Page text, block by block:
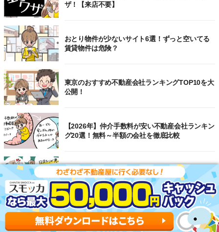
ザ！【来店不要】
おとり物件が少ないサイト6選！ずっと空いてる
賃貸物件は危険？
東京のおすすめ不動産会社ランキングTOP10を大
公開！
【2026年】仲介手数料が安い不動産会社ランキン
グ20選！無料～半額の会社を徹底比較
選ばないほうがいい賃貸物件をプロ視点で解説！
避けるべき間取りTOP7も公開
【2026年】賃貸サイトおすすめランキング！全
50社の物件探しサイトを比較検証